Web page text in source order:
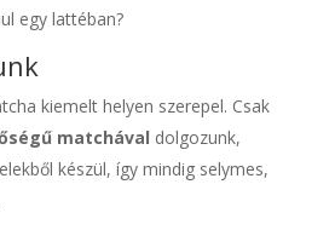
egy lattéban?
kiemelt helyen szerepel. Csak
matchával dolgozunk,
készül, így mindig selymes,